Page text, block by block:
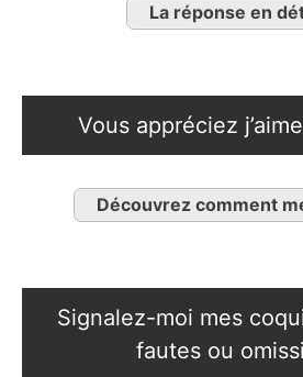
La réponse en
Vous appréciez
Découvrez comment
Signalez-moi mes
fautes ou